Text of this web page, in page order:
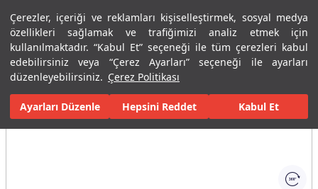
Çerezler, içeriği ve reklamları kişiselleştirmek, sosyal medya
özellikleri sağlamak ve trafiğimizi analiz etmek için
kullanılmaktadır. “Kabul Et” seçeneği ile tüm çerezleri kabul
edebilirsiniz veya “Çerez Ayarları” seçeneği ile ayarları
düzenleyebilirsiniz. Çerez Politikası
Ayarları Düzenle Hepsini Reddet Kabul Et
Menü Menü
Ana Sayfa Mutfaklar Evye Bataryaları Iris Mutfak Bataryası
Tüm Görseller(1)